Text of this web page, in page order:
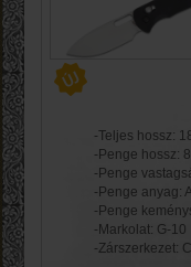
-Teljes hossz:
-Penge hossz:
-Penge
-Penge anyag:
-Penge
-Markolat: G-10
-Zárszerkezet: